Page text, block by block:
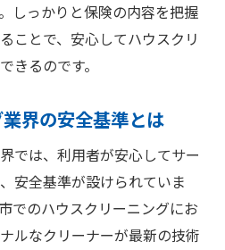
しっかりと保険の内容を把握
ことで、安心してハウスクリ
きるのです。
界の安全基準とは
では、利用者が安心してサー
安全基準が設けられていま
でのハウスクリーニングにお
ルなクリーナーが最新の技術